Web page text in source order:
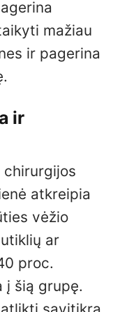
mažiau
ir pagerina
ir
chirurgijos
atkreipia
vėžio
ar
proc.
į šią grupę.